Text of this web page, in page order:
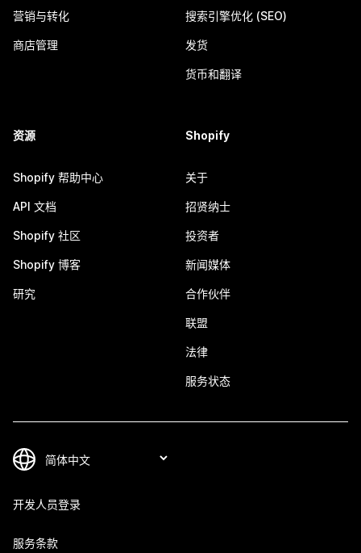
营销与转化
商店管理
搜索引擎优化 (SEO)
发货
货币和翻译
资源
Shopify 帮助中心
API 文档
Shopify 社区
Shopify 博客
研究
Shopify
关于
招贤纳士
投资者
新闻媒体
合作伙伴
联盟
法律
服务状态
开发人员登录
服务条款